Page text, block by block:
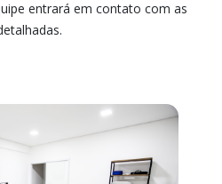
entrará em contato com as